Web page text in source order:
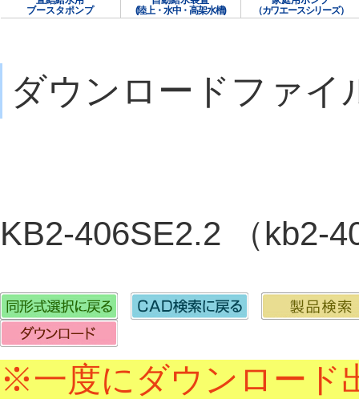
ブースタポンプ
(陸上・水中・高架水槽)
（カワエースシリーズ）
ダウンロードファイ
KB2-406SE2.2 （
※一度にダウンロード